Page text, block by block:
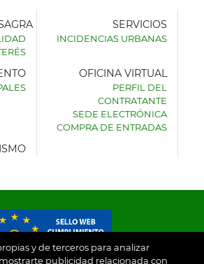
y de terceros para analizar
publicidad relacionada con
SERVICIOS
INCIDENCIAS URBANAS
OFICINA VIRTUAL
PERFIL DEL
CONTRATANTE
SEDE ELECTRÓNICA
COMPRA DE ENTRADAS